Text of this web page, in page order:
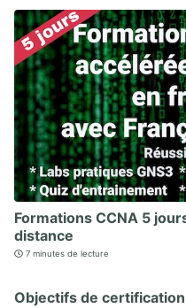
Formations CCNA 5
distance
7 minutes de lecture
Objectifs de